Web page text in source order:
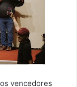
vencedores